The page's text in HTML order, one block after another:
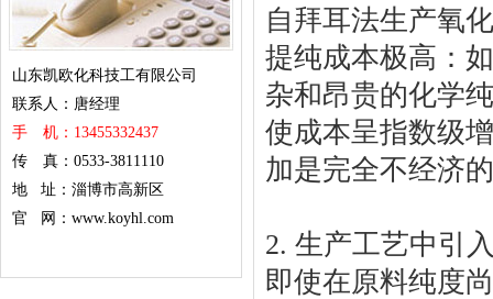
山东凯欧化科技工有限公司
联系人：唐经理
手 机：13455332437
传 真：0533-3811110
地 址：淄博市高新区
官 网：www.koyhl.com
自拜耳法生产氧
提纯成本极高：
杂和昂贵的化学
使成本呈指数级
加是完全不经济
2. 生产工艺中引
即使在原料纯度